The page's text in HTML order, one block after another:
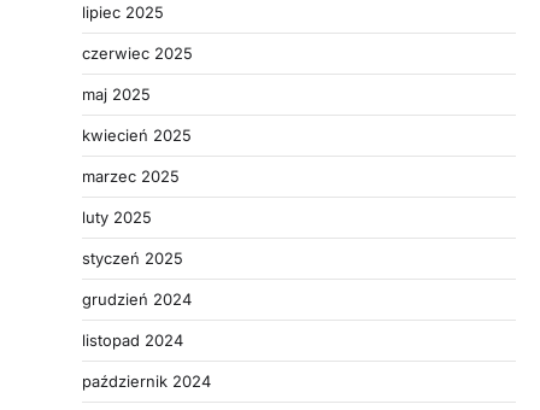
lipiec 2025
czerwiec 2025
maj 2025
kwiecień 2025
marzec 2025
luty 2025
styczeń 2025
grudzień 2024
listopad 2024
październik 2024